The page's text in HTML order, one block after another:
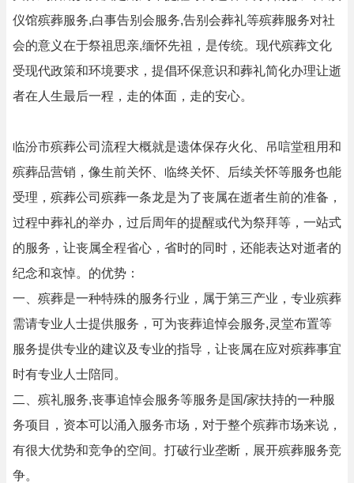
仪馆殡葬服务,白事告别会服务,告别会葬礼等殡葬服务对社
会的意义在于祭祖思亲,缅怀先祖，是传统。现代殡葬文化
受现代政策和环境要求，提倡环保意识和葬礼简化办理让逝
者在人生最后一程，走的体面，走的安心。
临汾市殡葬公司流程大概就是遗体保存火化、吊唁堂租用和
殡葬品营销，像生前关怀、临终关怀、后续关怀等服务也能
受理，殡葬公司殡葬一条龙是为了丧属在逝者生前的准备，
过程中葬礼的举办，过后周年的提醒或代为祭拜等，一站式
的服务，让丧属全程省心，省时的同时，还能表达对逝者的
纪念和哀悼。的优势：
一、殡葬是一种特殊的服务行业，属于第三产业，专业殡葬
需请专业人士提供服务，可为丧葬追悼会服务,灵堂布置等
服务提供专业的建议及专业的指导，让丧属在应对殡葬事宜
时有专业人士陪同。
二、殡礼服务,丧事追悼会服务等服务是国/家扶持的一种服
务项目，资本可以涌入服务市场，对于整个殡葬市场来说，
有很大优势和竞争的空间。打破行业垄断，展开殡葬服务竞
争。